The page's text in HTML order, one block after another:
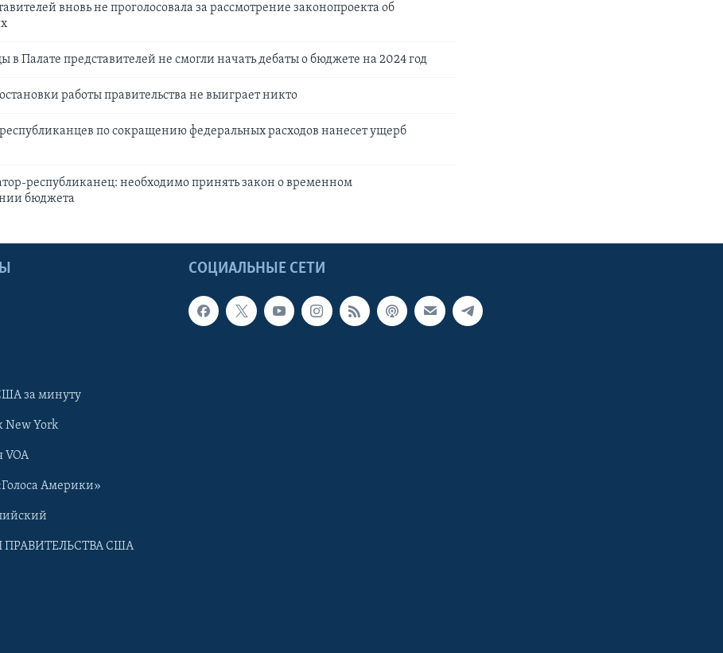
вновь не проголосовала за рассмотрение законопроекта об
в Палате представителей не смогли начать дебаты о бюджете на 2024 год
работы правительства не выиграет никто
по сокращению федеральных расходов нанесет ущерб
республиканец: необходимо принять закон о временном
бюджета
СОЦИАЛЬНЫЕ СЕТИ
за минуту
York
VOA
Америки»
США